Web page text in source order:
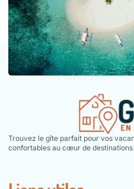
Trouvez le gîte parfait pour vos
confortables au cœur de destinations